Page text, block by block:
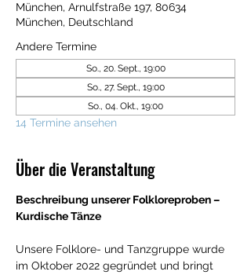
München, Arnulfstraße 197, 80634
München, Deutschland
Andere Termine
So., 20. Sept., 19:00
So., 27. Sept., 19:00
So., 04. Okt., 19:00
14 Termine ansehen
Über die Veranstaltung
Beschreibung unserer Folkloreproben –
Kurdische Tänze
Unsere Folklore- und Tanzgruppe wurde
im Oktober 2022 gegründet und bringt